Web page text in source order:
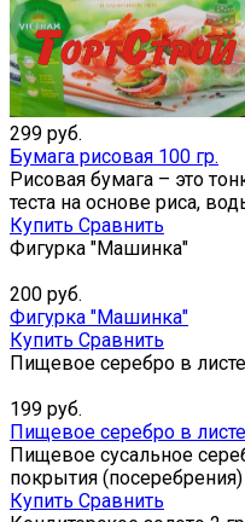
299 руб.
Бумага рисовая 100 гр.
Рисовая бумага – это
теста на основе риса,
Купить Сравнить
Фигурка "Машинка"
200 руб.
Фигурка "Машинка"
Купить Сравнить
Пищевое серебро в
199 руб.
Пищевое серебро в
Пищевое сусальное
покрытия (посеребрения)
Купить Сравнить